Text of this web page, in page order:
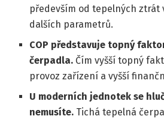
především od tepelných ztrát
dalších parametrů.
COP představuje topný
čerpadla. Čím vyšší topný
provoz zařízení a vyšší
U moderních jednotek se
nemusíte. Tichá tepelná